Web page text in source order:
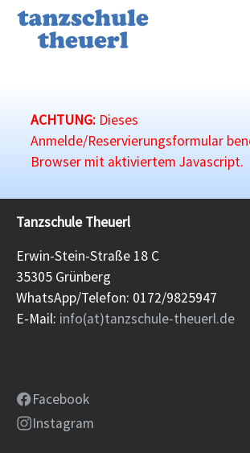
ACHTUNG:Dieses
Anmelde/Reservierungsformular
Browser mit aktiviertem Javascript.
Tanzschule Theuerl
Erwin-Stein-Straße 18 C
35305 Grünberg
WhatsApp/Telefon: 0172/9825947
E-Mail: info(at)tanzschule-theuerl.de
Facebook
Instagram